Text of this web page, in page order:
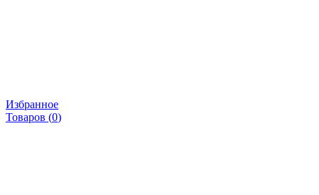
Избранное
Товаров (0)